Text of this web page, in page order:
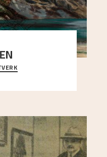
bildeflaten, og står i
rognetreet ute